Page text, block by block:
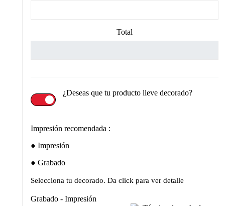
Total
¿Deseas que tu producto lleve decorado?
Impresión recomendada :
Impresión
Grabado
Selecciona tu decorado. Da click para ver detalle
Grabado - Impresión